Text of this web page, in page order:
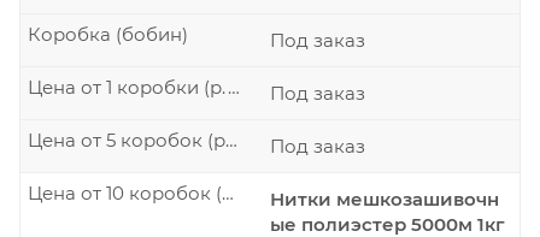
Под заказ
Коробка (бобин)
Под заказ
Цена от 1 коробки (р./шт.)
Под заказ
Цена от 5 коробок (р./шт.)
Нитки мешкозашивочн
ые полиэстер 5000м 1кг
Цена от 10 коробок (р./шт.)